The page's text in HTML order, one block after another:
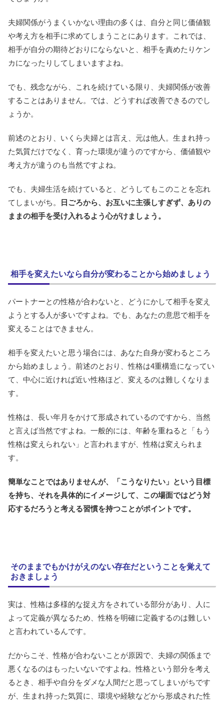
夫婦関係がうまくいかない理由の多くは、自分と同じ価値観
や考え方を相手に求めてしまうことにあります。これでは、
相手が自分の期待どおりにならないと、相手を責めたりケン
カになったりしてしまいますよね。
でも、残念ながら、これを続けている限り、夫婦関係が改善
することはありません。では、どうすれば改善できるのでし
ょうか。
前述のとおり、いくら夫婦とは言え、元は他人。生まれ持っ
た気質だけでなく、育った環境が違うのですから、価値観や
考え方が違うのも当然ですよね。
でも、夫婦生活を続けていると、どうしてもこのことを忘れ
てしまいがち。
日ごろから、お互いに主張しすぎず、ありの
ままの相手を受け入れるよう心がけましょう。
相手を変えたいなら自分が変わることから始めましょう
パートナーとの性格が合わないと、どうにかして相手を変え
ようとする人が多いですよね。でも、あなたの意思で相手を
変えることはできません。
相手を変えたいと思う場合には、あなた自身が変わるところ
から始めましょう。前述のとおり、性格は4重構造になってい
て、中心に近ければ近い性格ほど、変えるのは難しくなりま
す。
性格は、長い年月をかけて形成されているのですから、当然
と言えば当然ですよね。一般的には、年齢を重ねると「もう
性格は変えられない」と言われますが、性格は変えられま
す。
簡単なことではありませんが、「こうなりたい」という目標
を持ち、それを具体的にイメージして、この場面ではどう対
応するだろうと考える習慣を持つことがポイントです。
そのままでもかけがえのない存在だということを覚えて
おきましょう
実は、性格は多様的な捉え方をされている部分があり、人に
よって定義が異なるため、性格を明確に定義するのは難しい
と言われているんです。
だからこそ、性格が合わないことが原因で、夫婦の関係まで
悪くなるのはもったいないですよね。性格という部分を考え
るとき、相手や自分をダメな人間だと思ってしまいがちです
が、生まれ持った気質に、環境や経験などから形成された性